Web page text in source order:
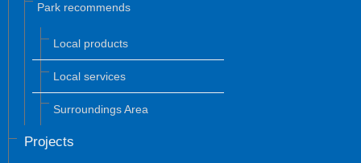
Park recommends
Local products
Local services
Surroundings Area
Projects